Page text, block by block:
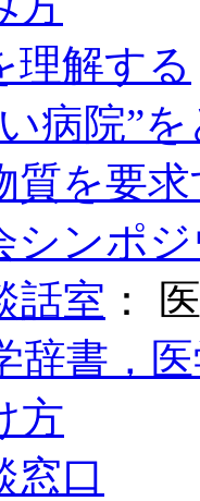
理解する
病院”
質を要
シンポ
話室 ：
辞書，
方
窓口